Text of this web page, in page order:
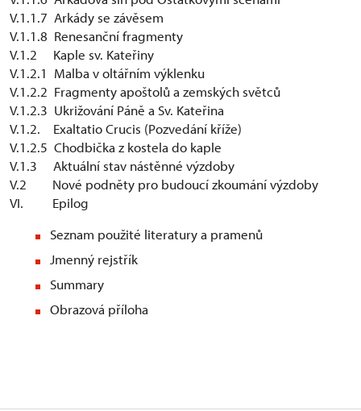
V.1.1.7 Arkády se závěsem
V.1.1.8 Renesanční fragmenty
V.1.2 Kaple sv. Kateřiny
V.1.2.1 Malba v oltářním výklenku
V.1.2.2 Fragmenty apoštolů a zemských světců
V.1.2.3 Ukrižování Páně a Sv. Kateřina
V.1.2. Exaltatio Crucis (Pozvedání kříže)
V.1.2.5 Chodbička z kostela do kaple
V.1.3 Aktuální stav nástěnné výzdoby
V.2 Nové podněty pro budoucí zkoumání výzdoby
VI. Epilog
Seznam použité literatury a pramenů
Jmenný rejstřík
Summary
Obrazová příloha